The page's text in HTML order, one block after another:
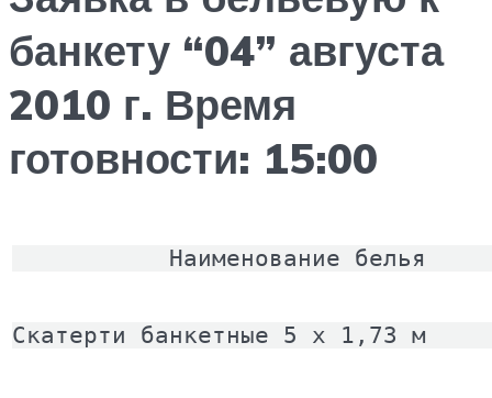
банкету “04” августа
2010 г. Время
готовности: 15:00
Наименование
Скатерти банкетные 5 x